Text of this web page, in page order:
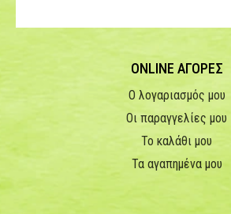
ONLINE ΑΓΟΡΕΣ
Ο λογαριασμός μου
Οι παραγγελίες μου
Το καλάθι μου
Τα αγαπημένα μου